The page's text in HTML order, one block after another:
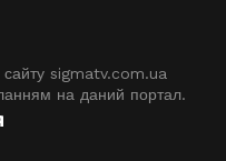
сайту sigmatv.com.ua
на даний портал.